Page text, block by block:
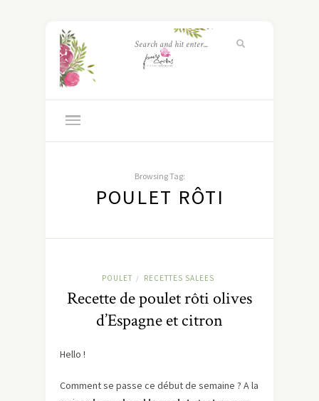
Browsing Tag:
POULET RÔTI
POULET / RECETTES SALEES
Recette de poulet rôti olives
d’Espagne et citron
Hello !
Comment se passe ce début de semaine ? A la